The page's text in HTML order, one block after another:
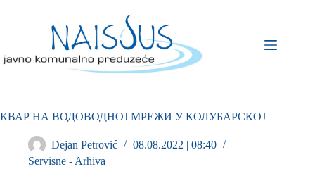
КВАР НА ВОДОВОДНОЈ МРЕЖИ У КОЛУБАРСКОЈ
Dejan Petrović
08.08.2022 | 08:40
Servisne - Arhiva